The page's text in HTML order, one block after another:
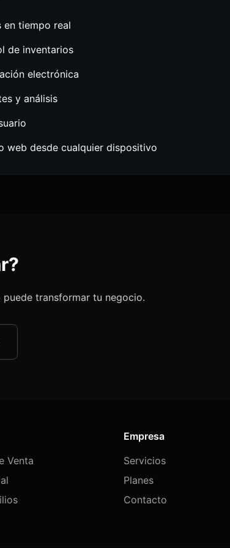
en tiempo real
de inventarios
electrónica
y análisis
web desde cualquier dispositivo
transformar tu negocio.
Venta
Empresa
Servicios
Planes
Contacto